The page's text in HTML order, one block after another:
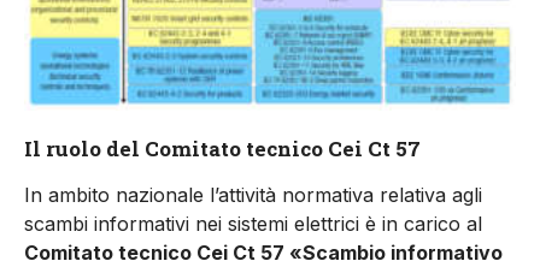
Il ruolo del Comitato tecnico Cei Ct 57
In ambito nazionale l’attività normativa relativa agli
scambi informativi nei sistemi elettrici è in carico al
Comitato tecnico Cei Ct 57 «Scambio informativo